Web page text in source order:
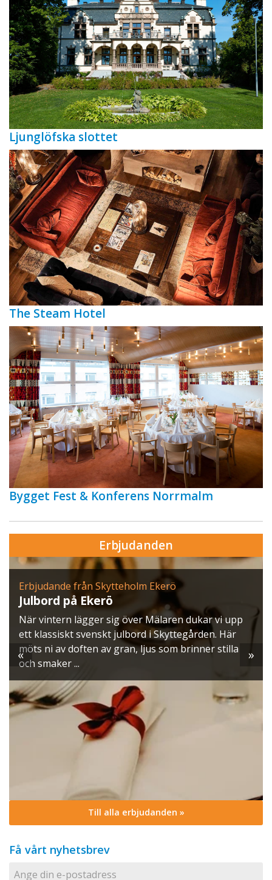
Ljunglöfska slottet
The Steam Hotel
Bygget Fest & Konferens Norrmalm
Erbjudanden
Erbjudande från Skytteholm Ekerö
Julbord på Ekerö
När vintern lägger sig över Mälaren dukar vi upp
ett klassiskt svenskt julbord i Skyttegården. Här
möts ni av doften av gran, ljus som brinner stilla
och smaker ...
« »
Till alla erbjudanden »
Få vårt nyhetsbrev